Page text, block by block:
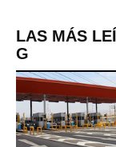
LAS MÁS
G